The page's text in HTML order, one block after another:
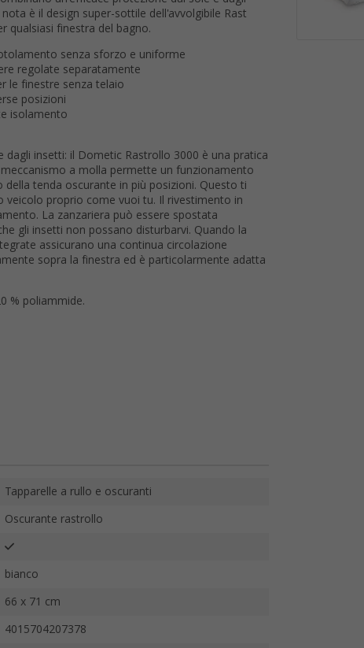
è il design super-sottile dell'avvolgibile Rast
qualsiasi finestra del bagno.
senza sforzo e uniforme
regolate separatamente
le finestre senza telaio
posizioni
isolamento
insetti: il Dometic Rastrollo 3000 è una pratica
a molla permette un funzionamento
tenda oscurante in più posizioni. Questo ti
proprio come vuoi tu. Il rivestimento in
La zanzariera può essere spostata
gli insetti non possano disturbarvi. Quando la
assicurano una continua circolazione
sopra la finestra ed è particolarmente adatta
% poliammide.
Tapparelle a rullo e oscuranti
Oscurante rastrollo
bianco
66 x 71 cm
4015704207378